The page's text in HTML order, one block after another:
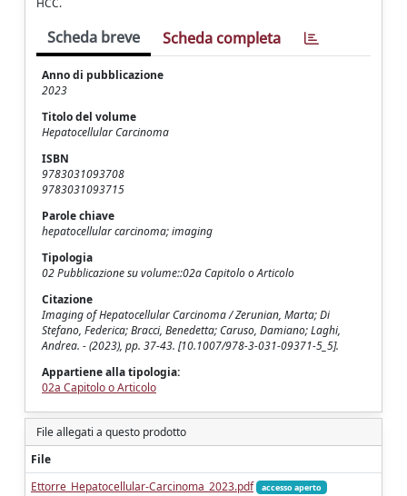
HCC.
Scheda breve Scheda completa
Anno di pubblicazione
2023
Titolo del volume
Hepatocellular Carcinoma
ISBN
9783031093708
9783031093715
Parole chiave
hepatocellular carcinoma; imaging
Tipologia
02 Pubblicazione su volume::02a Capitolo o Articolo
Citazione
Imaging of Hepatocellular Carcinoma / Zerunian, Marta; Di
Stefano, Federica; Bracci, Benedetta; Caruso, Damiano; Laghi,
Andrea. - (2023), pp. 37-43. [10.1007/978-3-031-09371-5_5].
Appartiene alla tipologia:
02a Capitolo o Articolo
File allegati a questo prodotto
File
Ettorre_Hepatocellular-Carcinoma_2023.pdf
accesso aperto